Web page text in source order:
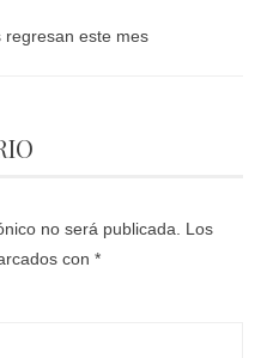
regresan este mes
no será publicada.
Los
con *